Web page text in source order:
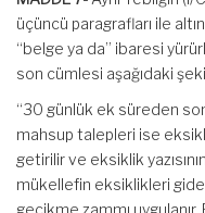
üçüncü paragrafları ile
“belge ya da” ibaresi
son cümlesi aşağıdaki
“30 günlük ek süreden
mahsup talepleri ise
getirilir ve eksiklik
mükellefin eksiklikleri
gecikme zammı